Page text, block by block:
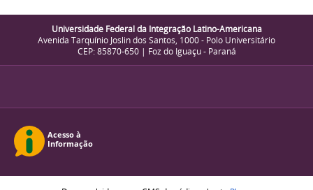
Universidade Federal da Integração Latino-Americana
Avenida Tarquínio Joslin dos Santos, 1000 - Polo Universitário
CEP: 85870-650 | Foz do Iguaçu - Paraná